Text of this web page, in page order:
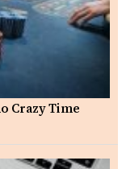
Crazy Time